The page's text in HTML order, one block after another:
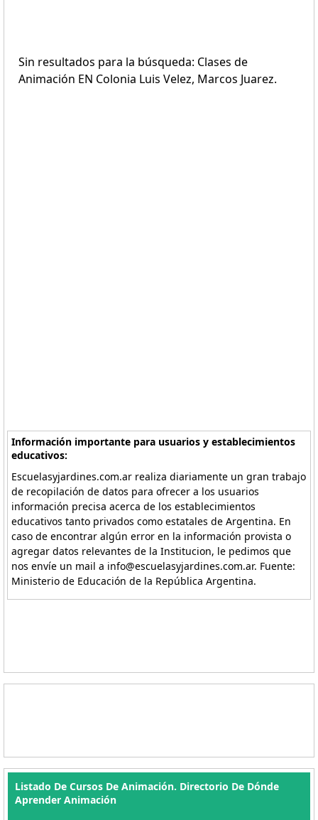
Sin resultados para la búsqueda: Clases de
Animación EN Colonia Luis Velez, Marcos Juarez.
Información importante para usuarios y establecimientos
educativos:
Escuelasyjardines.com.ar realiza diariamente un gran trabajo
de recopilación de datos para ofrecer a los usuarios
información precisa acerca de los establecimientos
educativos tanto privados como estatales de Argentina. En
caso de encontrar algún error en la información provista o
agregar datos relevantes de la Institucion, le pedimos que
nos envíe un mail a info@escuelasyjardines.com.ar. Fuente:
Ministerio de Educación de la República Argentina.
Listado De Cursos De Animación. Directorio De Dónde
Aprender Animación